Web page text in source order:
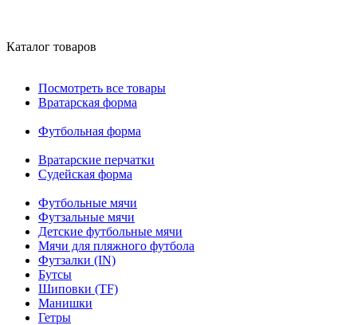
Каталог товаров
Посмотреть все товары
Вратарская форма
Футбольная форма
Вратарские перчатки
Судейская форма
Футбольные мячи
Футзальные мячи
Детские футбольные мячи
Мячи для пляжного футбола
Футзалки (IN)
Бутсы
Шиповки (TF)
Манишки
Гетры